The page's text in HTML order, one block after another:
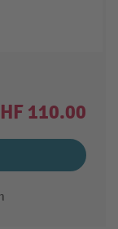
110.00